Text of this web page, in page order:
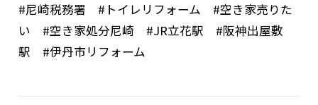
#尼崎税務署 #トイレリフォーム #空き家売りた
い #空き家処分尼崎 #JR立花駅 #阪神出屋敷
駅 #伊丹市リフォーム